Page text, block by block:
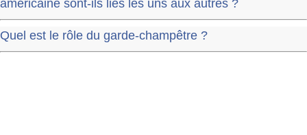
américaine sont-ils liés les uns aux autres ?
Quel est le rôle du garde-champêtre ?